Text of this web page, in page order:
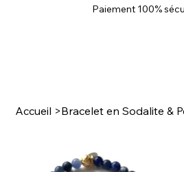
Paiement 100%
Accueil >Bracelet en Sodalite &